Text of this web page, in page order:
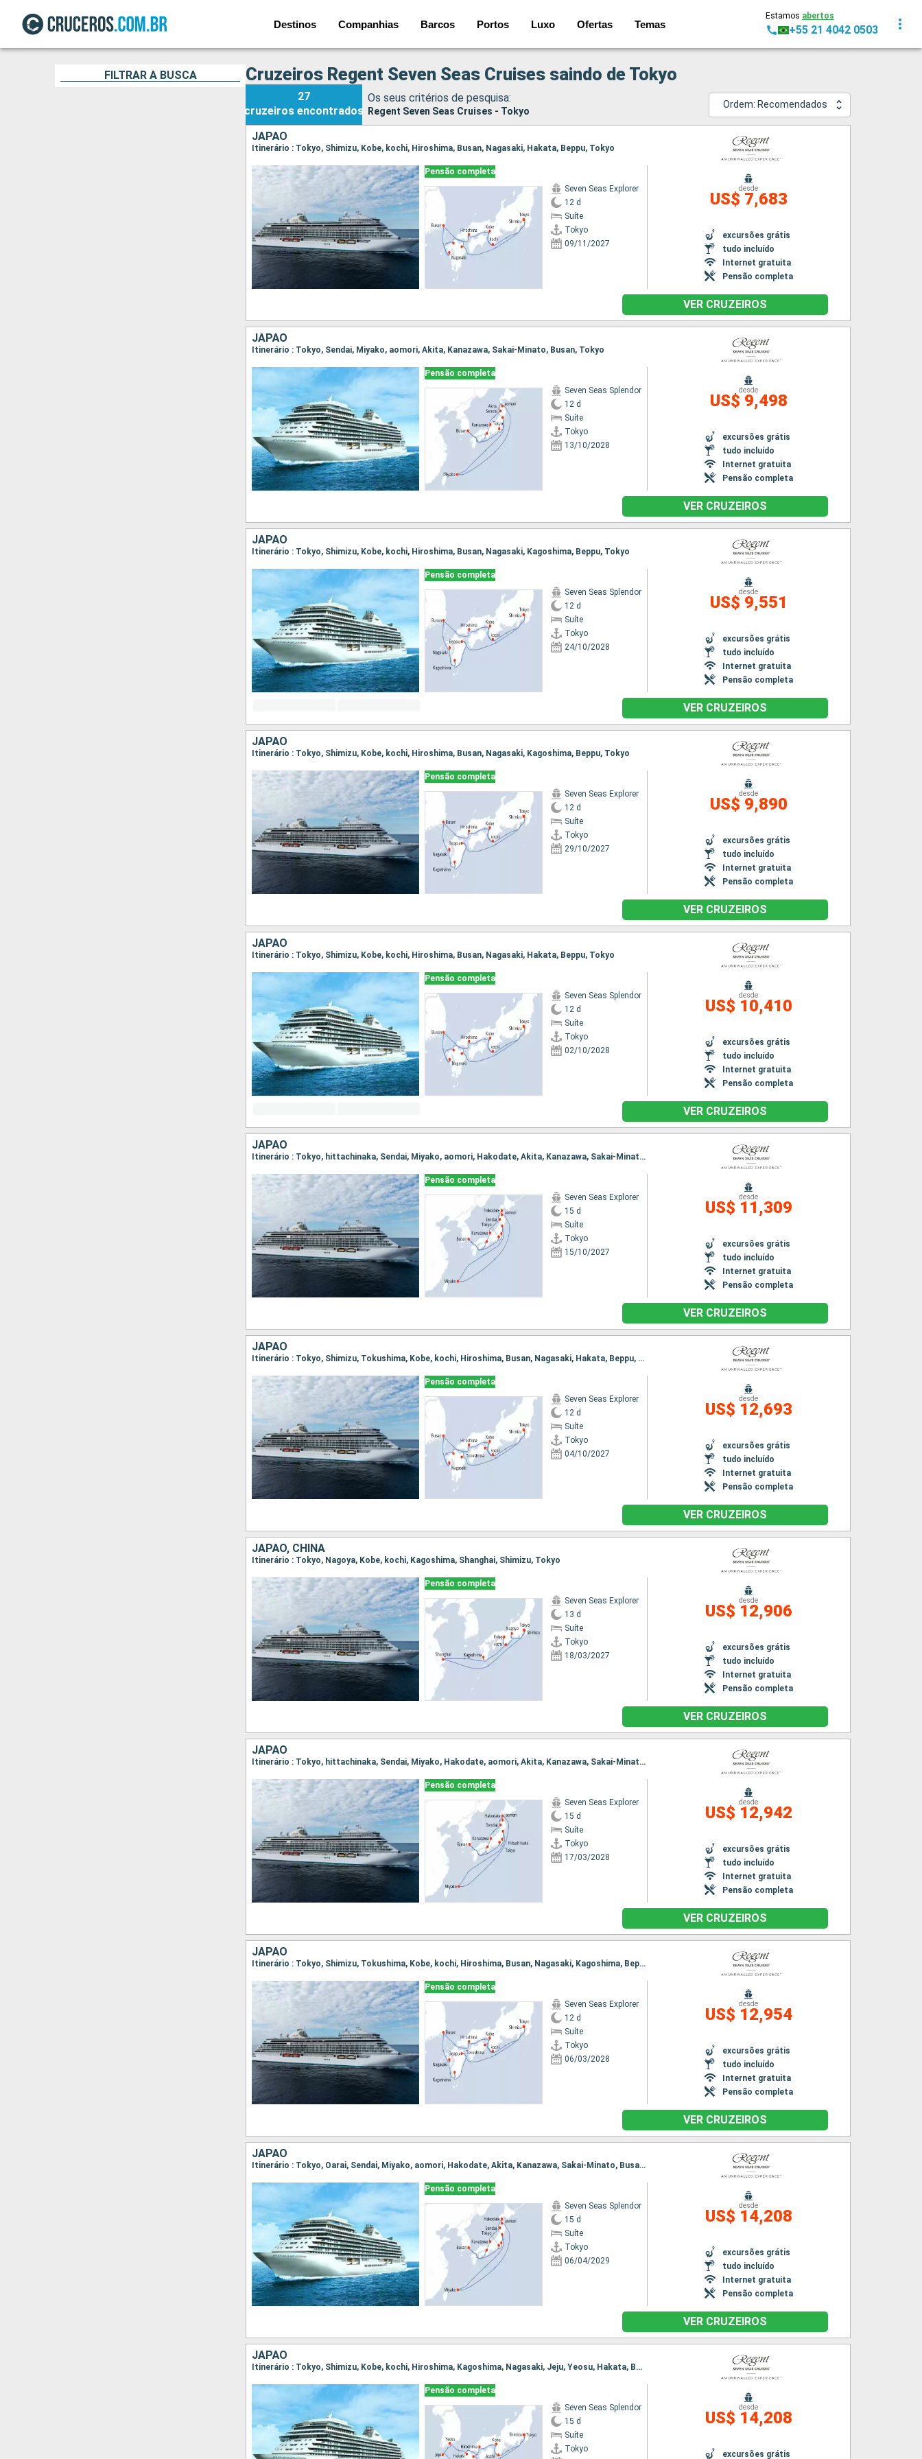
Destinos Companhias Barcos Portos Luxo Ofertas Temas
Estamos abertos
+55 21 4042 0503
FILTRAR A BUSCA Cruzeiros Regent Seven Seas Cruises saindo de Tokyo
27
cruzeiros encontrados
Os seus critérios de pesquisa:
Regent Seven Seas Cruises - Tokyo
Ordem: Recomendados
JAPÃO
Itinerário : Tokyo, Shimizu, Kobe, kochi, Hiroshima, Busan, Nagasaki, Hakata, Beppu, Tokyo
Pensão completa
Seven Seas Explorer
12 d
Suíte
Tokyo
09/11/2027
desde
US$ 7,683
excursões grátis
tudo incluído
Internet gratuita
Pensão completa
VER CRUZEIROS
JAPÃO
Itinerário : Tokyo, Sendai, Miyako, aomori, Akita, Kanazawa, Sakai-Minato, Busan, Tokyo
Pensão completa
Seven Seas Splendor
12 d
Suíte
Tokyo
13/10/2028
desde
US$ 9,498
excursões grátis
tudo incluído
Internet gratuita
Pensão completa
VER CRUZEIROS
JAPÃO
Itinerário : Tokyo, Shimizu, Kobe, kochi, Hiroshima, Busan, Nagasaki, Kagoshima, Beppu, Tokyo
Pensão completa
Seven Seas Splendor
12 d
Suíte
Tokyo
24/10/2028
desde
US$ 9,551
excursões grátis
tudo incluído
Internet gratuita
Pensão completa
VER CRUZEIROS
JAPÃO
Itinerário : Tokyo, Shimizu, Kobe, kochi, Hiroshima, Busan, Nagasaki, Kagoshima, Beppu, Tokyo
Pensão completa
Seven Seas Explorer
12 d
Suíte
Tokyo
29/10/2027
desde
US$ 9,890
excursões grátis
tudo incluído
Internet gratuita
Pensão completa
VER CRUZEIROS
JAPÃO
Itinerário : Tokyo, Shimizu, Kobe, kochi, Hiroshima, Busan, Nagasaki, Hakata, Beppu, Tokyo
Pensão completa
Seven Seas Splendor
12 d
Suíte
Tokyo
02/10/2028
desde
US$ 10,410
excursões grátis
tudo incluído
Internet gratuita
Pensão completa
VER CRUZEIROS
JAPÃO
Itinerário : Tokyo, hittachinaka, Sendai, Miyako, aomori, Hakodate, Akita, Kanazawa, Sakai-Minato, Busan, Tokyo
Pensão completa
Seven Seas Explorer
15 d
Suíte
Tokyo
15/10/2027
desde
US$ 11,309
excursões grátis
tudo incluído
Internet gratuita
Pensão completa
VER CRUZEIROS
JAPÃO
Itinerário : Tokyo, Shimizu, Tokushima, Kobe, kochi, Hiroshima, Busan, Nagasaki, Hakata, Beppu, Tokyo
Pensão completa
Seven Seas Explorer
12 d
Suíte
Tokyo
04/10/2027
desde
US$ 12,693
excursões grátis
tudo incluído
Internet gratuita
Pensão completa
VER CRUZEIROS
JAPÃO, CHINA
Itinerário : Tokyo, Nagoya, Kobe, kochi, Kagoshima, Shanghai, Shimizu, Tokyo
Pensão completa
Seven Seas Explorer
13 d
Suíte
Tokyo
18/03/2027
desde
US$ 12,906
excursões grátis
tudo incluído
Internet gratuita
Pensão completa
VER CRUZEIROS
JAPÃO
Itinerário : Tokyo, hittachinaka, Sendai, Miyako, Hakodate, aomori, Akita, Kanazawa, Sakai-Minato, Busan, Tokyo
Pensão completa
Seven Seas Explorer
15 d
Suíte
Tokyo
17/03/2028
desde
US$ 12,942
excursões grátis
tudo incluído
Internet gratuita
Pensão completa
VER CRUZEIROS
JAPÃO
Itinerário : Tokyo, Shimizu, Tokushima, Kobe, kochi, Hiroshima, Busan, Nagasaki, Kagoshima, Beppu, Tokyo
Pensão completa
Seven Seas Explorer
12 d
Suíte
Tokyo
06/03/2028
desde
US$ 12,954
excursões grátis
tudo incluído
Internet gratuita
Pensão completa
VER CRUZEIROS
JAPÃO
Itinerário : Tokyo, Oarai, Sendai, Miyako, aomori, Hakodate, Akita, Kanazawa, Sakai-Minato, Busan, Tokyo
Pensão completa
Seven Seas Splendor
15 d
Suíte
Tokyo
06/04/2029
desde
US$ 14,208
excursões grátis
tudo incluído
Internet gratuita
Pensão completa
VER CRUZEIROS
JAPÃO
Itinerário : Tokyo, Shimizu, Kobe, kochi, Hiroshima, Kagoshima, Nagasaki, Jeju, Yeosu, Hakata, Beppu, Tokyo
Pensão completa
Seven Seas Splendor
15 d
Suíte
Tokyo
desde
US$ 14,208
excursões grátis